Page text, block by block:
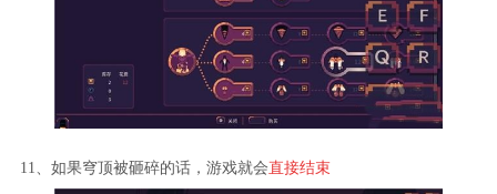
11、如果穹顶被砸碎的话，游戏就会直接结束